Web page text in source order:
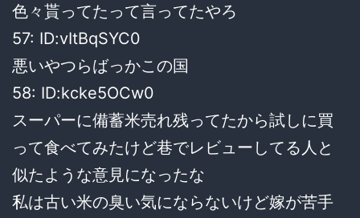
色々貰ってたって言ってたやろ
57: ID:vItBqSYC0
悪いやつらばっかこの国
58: ID:kcke5OCw0
スーパーに備蓄米売れ残ってたから試しに買
って食べてみたけど巷でレビューしてる人と
似たような意見になったな
私は古い米の臭い気にならないけど嫁が苦手